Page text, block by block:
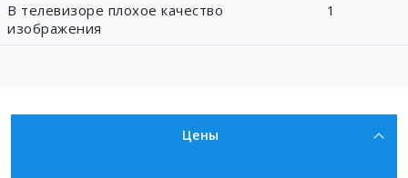
В телевизоре плохое качество
изображения
1
Цены